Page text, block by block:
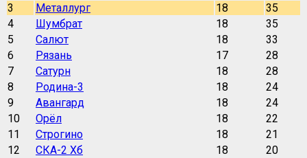
3
Металлург 18
35
4
Шумбрат 18
35
5
Салют 18
33
6
Рязань 17
28
7
Сатурн 18
28
8
Родина-3 18
24
9
Авангард 18
24
10
Орёл 18
22
11
Строгино 18
21
12
СКА-2 Хб 18
20